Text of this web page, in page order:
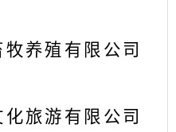
养殖有限公司
旅游有限公司